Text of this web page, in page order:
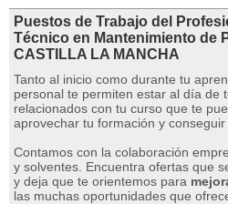
Puestos de Trabajo del
Técnico en Mantenimiento de
CASTILLA LA MANCHA
Tanto al inicio como durante tu
personal te permiten estar al día de
relacionados con tu curso que te
aprovechar tu formación y conseguir
Contamos con la colaboración
y solventes. Encuentra ofertas que
y deja que te orientemos para
las muchas oportunidades que